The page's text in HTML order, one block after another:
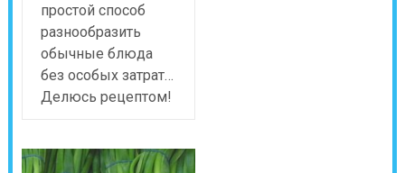
простой способ
разнообразить
обычные блюда
без особых затрат…
Делюсь рецептом!